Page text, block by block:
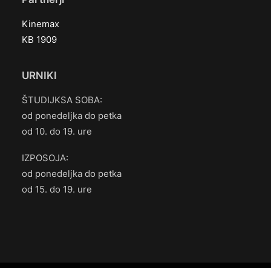
Kinemax
KB 1909
URNIKI
ŠTUDIJKSA SOBA:
od ponedeljka do petka
od 10. do 19. ure
IZPOSOJA:
od ponedeljka do petka
od 15. do 19. ure